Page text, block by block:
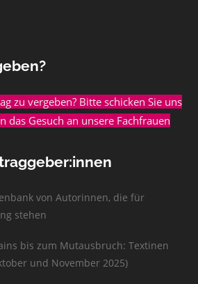
zu vergeben? Bitte schicken Sie uns
das Gesuch an unsere Fachfrauen
von Autorinnen, die für
stehen
bis zum Mutausbruch: Textinen
und November 2025)